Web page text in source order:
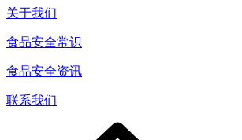
关于我们
食品安全常识
食品安全资讯
联系我们